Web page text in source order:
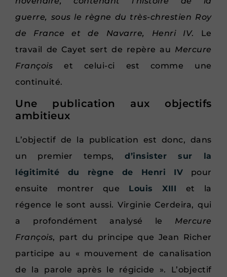
guerre, sous le règne du très-chrestien Roy
de France et de Navarre, Henri IV. Le
travail de Cayet sert de repère au Mercure
Françoiset celui-ci est comme une
continuité.
Une publication aux objectifs
ambitieux
L’objectif de la publication est donc, dans
un premier temps,d’insister sur la
légitimité du règne de Henri IV pour
ensuite montrer que Louis XIII et la
régence le sont aussi. Virginie Cerdeira, qui
a profondément analysé le Mercure
François, part du principe que Jean Richer
participe au « mouvement de canalisation
de la parole après le régicide ». L’objectif